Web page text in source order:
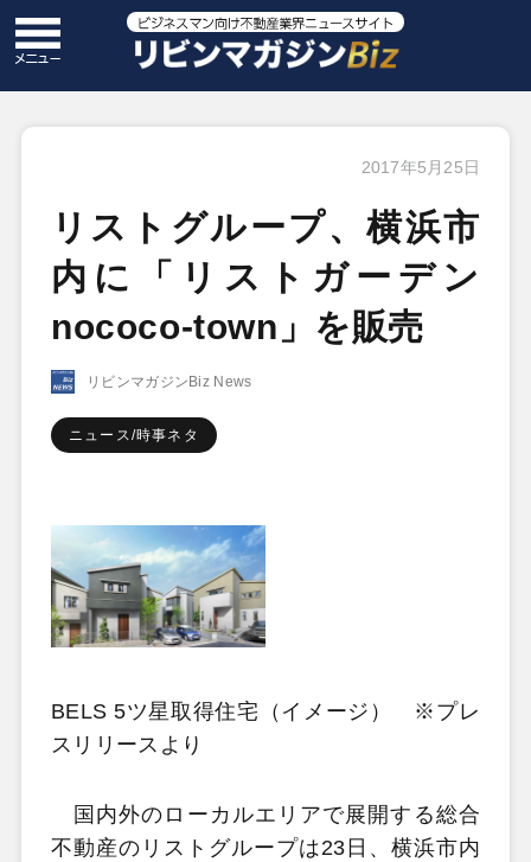
2017年5月25日
リストグループ、横浜市
内に「リストガーデン
nococo-town」を販売
リビンマガジンBiz News
ニュース/時事ネタ
BELS 5ツ星取得住宅（イメージ） ※プレ
スリリースより
国内外のローカルエリアで展開する総合
不動産のリストグループは23日、横浜市内